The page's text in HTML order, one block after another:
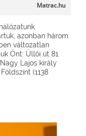
Matrac.hu
azonban három
változatlan
Önt: Üllői út 81.
Lajos király
(1138